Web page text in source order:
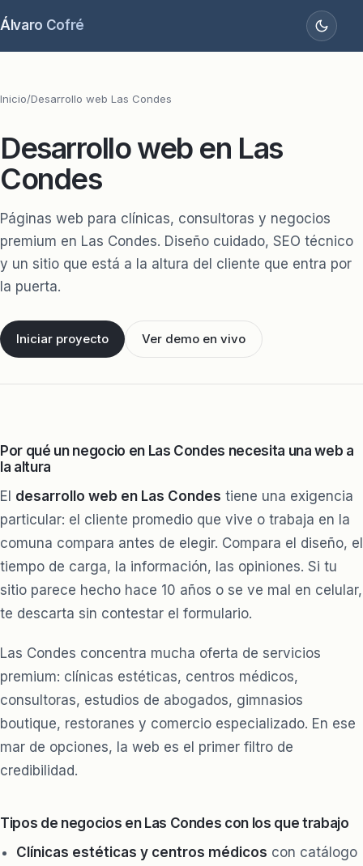
Álvaro Cofré
Inicio/Desarrollo web Las Condes
Desarrollo web en Las
Condes
Páginas web para clínicas, consultoras y negocios
premium en Las Condes. Diseño cuidado, SEO técnico
y un sitio que está a la altura del cliente que entra por
la puerta.
Iniciar proyecto Ver demo en vivo
Por qué un negocio en Las Condes necesita una web a
la altura
El desarrollo web en Las Condes tiene una exigencia
particular: el cliente promedio que vive o trabaja en la
comuna compara antes de elegir. Compara el diseño, el
tiempo de carga, la información, las opiniones. Si tu
sitio parece hecho hace 10 años o se ve mal en celular,
te descarta sin contestar el formulario.
Las Condes concentra mucha oferta de servicios
premium: clínicas estéticas, centros médicos,
consultoras, estudios de abogados, gimnasios
boutique, restoranes y comercio especializado. En ese
mar de opciones, la web es el primer filtro de
credibilidad.
Tipos de negocios en Las Condes con los que trabajo
Clínicas estéticas y centros médicos con catálogo